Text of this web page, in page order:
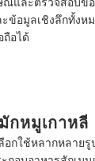
ข้อมูลเชิงลึกทั้งห
ถือได้
กหมูเกาหลี
กใช้หลากหลาย